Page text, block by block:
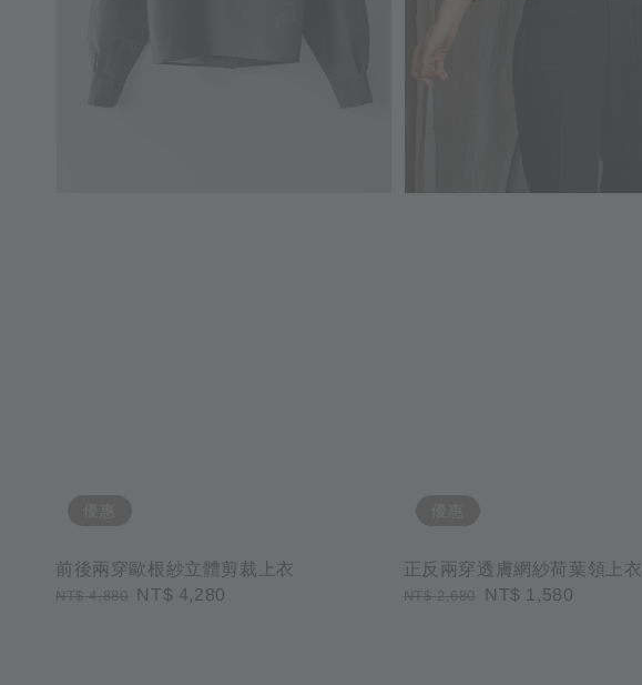
前後兩穿歐根紗立體剪裁上衣
Regular
NT$ 4,880
Sale
NT$ 4,280
正反兩穿透膚網紗荷葉領上衣
Regular
NT$ 2,680
Sale
NT$ 1,580